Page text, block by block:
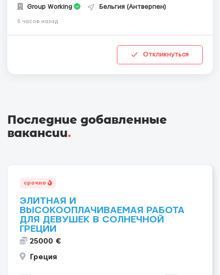
Group Working Бельгия (Антверпен)
6 часов назад
Откликнуться
Последние добавленные
вакансии.
срочно
ЭЛИТНАЯ И
ВЫСОКООПЛАЧИВАЕМАЯ РАБОТА
ДЛЯ ДЕВУШЕК В СОЛНЕЧНОЙ
ГРЕЦИИ
25000 €
Греция